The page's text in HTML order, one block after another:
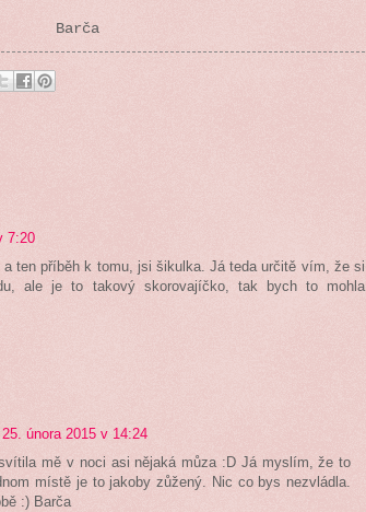
Barča
7:20
a ten příběh k tomu, jsi šikulka. Já teda určitě vím, že si
ale je to takový skorovajíčko, tak bych to mohla
25. února 2015 v 14:24
mě v noci asi nějaká můza :D Já myslím, že to
místě je to jakoby zůžený. Nic co bys nezvládla.
:) Barča